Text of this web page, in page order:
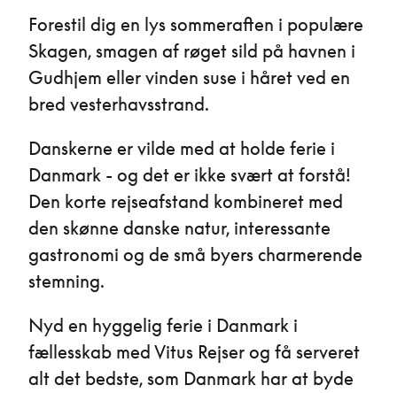
Forestil dig en lys sommeraften i populære
Skagen, smagen af røget sild på havnen i
Gudhjem eller vinden suse i håret ved en
bred vesterhavsstrand.
Danskerne er vilde med at holde ferie i
Danmark - og det er ikke svært at forstå!
Den korte rejseafstand kombineret med
den skønne danske natur, interessante
gastronomi og de små byers charmerende
stemning.
Nyd en hyggelig ferie i Danmark i
fællesskab med Vitus Rejser og få serveret
alt det bedste, som Danmark har at byde